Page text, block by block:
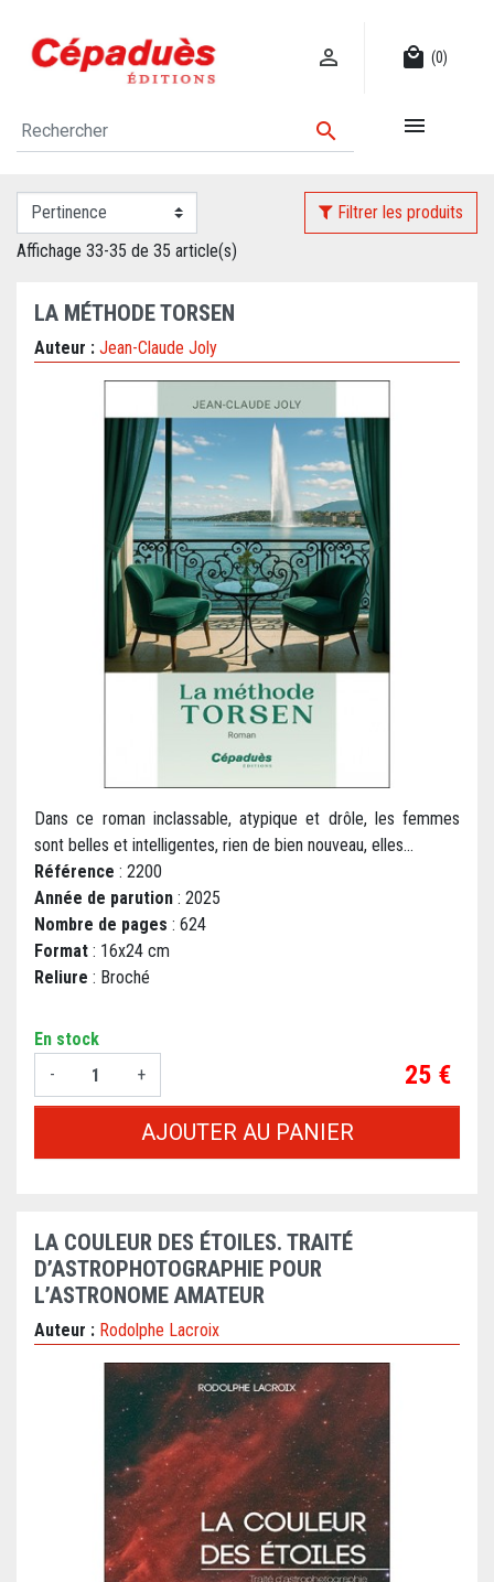
 local_mall (0)
 
Filtrer les produits
Affichage 33-35 de 35 article(s)
LA MÉTHODE TORSEN
Auteur : Jean-Claude Joly
Dans ce roman inclassable, atypique et drôle, les femmes
sont belles et intelligentes, rien de bien nouveau, elles...
Référence : 2200
Année de parution : 2025
Nombre de pages : 624
Format : 16x24 cm
Reliure : Broché
En stock
-
+ Prix
25 €
AJOUTER AU PANIER
LA COULEUR DES ÉTOILES. TRAITÉ
D’ASTROPHOTOGRAPHIE POUR
L’ASTRONOME AMATEUR
Auteur : Rodolphe Lacroix